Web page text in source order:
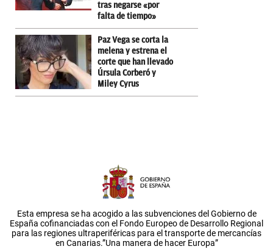
tras negarse «por
falta de tiempo»
Paz Vega se corta la
melena y estrena el
corte que han llevado
Úrsula Corberó y
Miley Cyrus
Esta empresa se ha acogido a las subvenciones del Gobierno de
España cofinanciadas con el Fondo Europeo de Desarrollo Regional
para las regiones ultraperiféricas para el transporte de mercancías
en Canarias.”Una manera de hacer Europa”